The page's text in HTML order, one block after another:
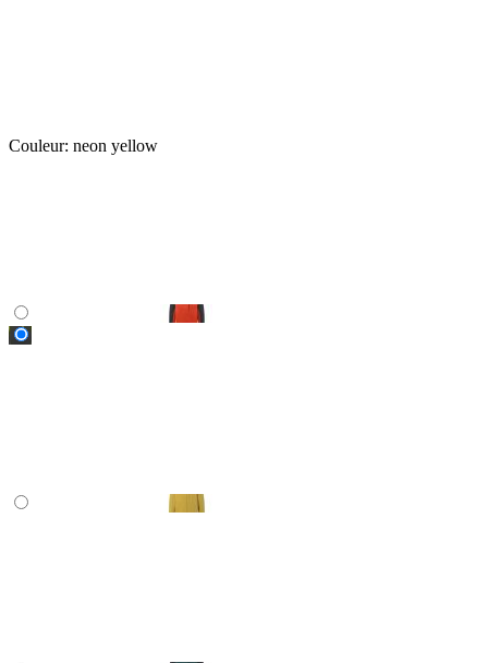
Couleur: neon yellow